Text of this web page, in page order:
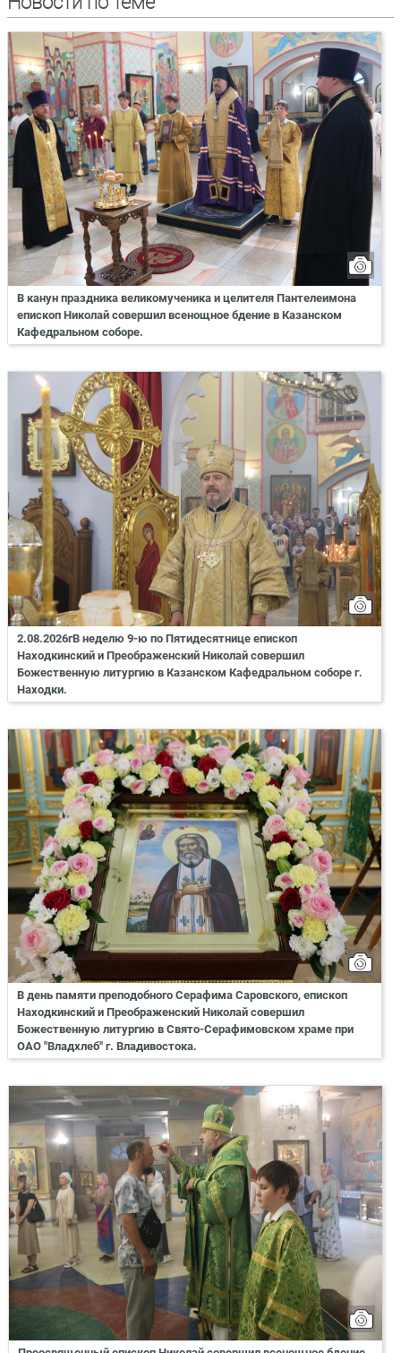
В канун праздника великомученика и целителя Пантелеимона
епископ Николай совершил всенощное бдение в Казанском
Кафедральном соборе.
2.08.2026гВ неделю 9-ю по Пятидесятнице епископ
Находкинский и Преображенский Николай совершил
Божественную литургию в Казанском Кафедральном соборе г.
Находки.
В день памяти преподобного Серафима Саровского, епископ
Находкинский и Преображенский Николай совершил
Божественную литургию в Свято-Серафимовском храме при
ОАО "Владхлеб" г. Владивостока.